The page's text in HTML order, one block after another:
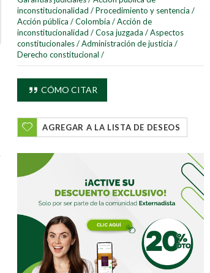
inconstitucionalidad / Procedimiento y sentencia /
Acción pública / Colombia / Acción de
inconstitucionalidad / Cosa juzgada / Aspectos
constitucionales / Administración de justicia /
Derecho constitucional /
CÓMO CITAR
AGREGAR A LA LISTA DE DESEOS